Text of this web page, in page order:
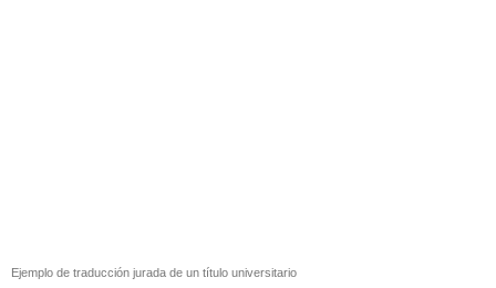
Ejemplo de traducción jurada de un título universitario